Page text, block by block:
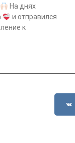
На днях
и отправился
к